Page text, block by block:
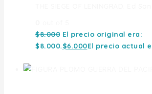
$8.000 El precio original era:
$8.000.$6.000El precio actual